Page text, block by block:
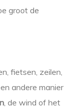
groot de
fietsen, zeilen,
andere manier
, de wind of het